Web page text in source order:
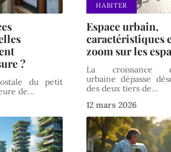
?
du petit
de…
HABITER
Espace urbain,
caractéristiques
zoom sur les
La croissance
urbaine dépasse
des deux tiers de…
12 mars 2026